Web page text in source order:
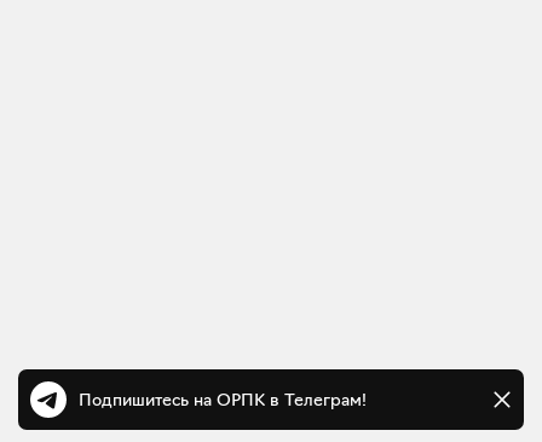
Подпишитесь на ОРПК в Телеграм!